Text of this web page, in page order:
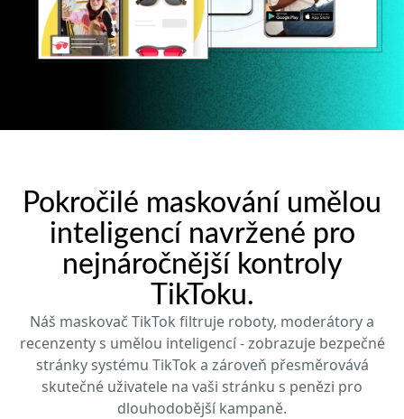
Pokročilé maskování umělou
inteligencí navržené pro
nejnáročnější kontroly
TikToku.
Náš maskovač TikTok filtruje roboty, moderátory a
recenzenty s umělou inteligencí - zobrazuje bezpečné
stránky systému TikTok a zároveň přesměrovává
skutečné uživatele na vaši stránku s penězi pro
dlouhodobější kampaně.